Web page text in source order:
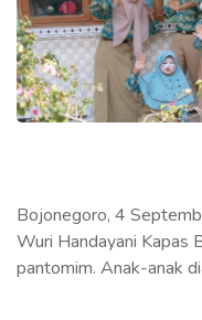
Bojonegoro, 4
Wuri Handayani Kapas
pantomim. Anak-anak